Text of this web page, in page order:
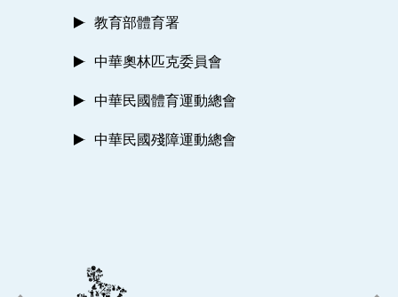
教育部體育署
中華奧林匹克委員會
中華民國體育運動總會
中華民國殘障運動總會